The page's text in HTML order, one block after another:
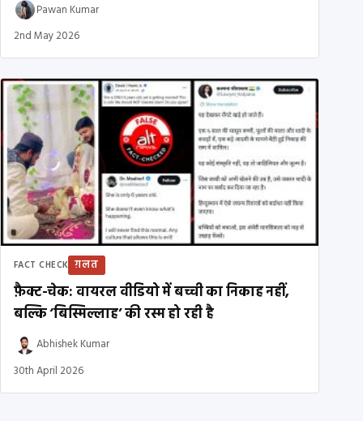
Pawan Kumar
2nd May 2026
FACT CHECK ग़लत
फ़ैक्ट-चेक: वायरल वीडियो में बच्ची का निकाह नहीं,
बल्कि ‘बिस्मिल्लाह’ की रस्म हो रही है
Abhishek Kumar
30th April 2026